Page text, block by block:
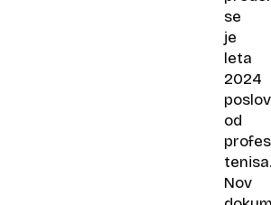
se
je
leta
2024
od
tenisa.
Nov